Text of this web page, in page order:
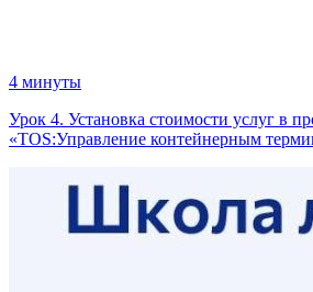
4 минуты
Урок 4. Установка стоимости услуг в
«TOS:Управление контейнерным